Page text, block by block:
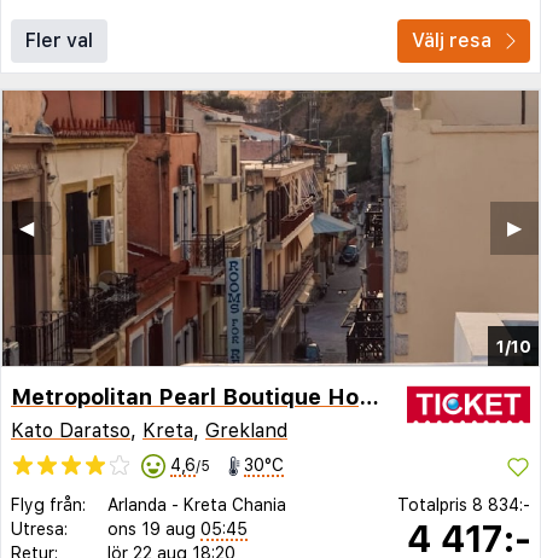
Fler val Välj resa
1/10
▶︎
◀︎
Metropolitan Pearl Boutique Hotel
Kato Daratso, Kreta, Grekland
4,6/5 30°C
Flyg från: Arlanda - Kreta Chania
Utresa:
ons 19 aug 05:45
Retur:
lör 22 aug 18:20
Totalpris 8 834:-
4 417:-